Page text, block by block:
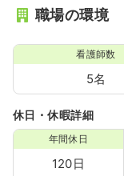
職場の環境
看護師数
5名
休日・休暇詳細
年間休日
120日